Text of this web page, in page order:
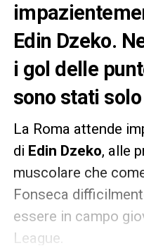
Edin Dzeko.
i gol delle
sono stati
La Roma attende
di Edin Dzeko, alle
muscolare che
Fonseca
essere in campo
League.